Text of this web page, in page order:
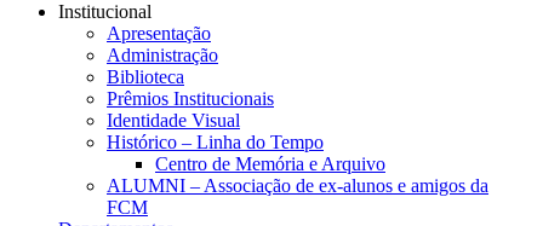
Institucional
Apresentação
Administração
Biblioteca
Prêmios Institucionais
Identidade Visual
Histórico – Linha do Tempo
Centro de Memória e Arquivo
ALUMNI – Associação de ex-alunos e amigos da
FCM